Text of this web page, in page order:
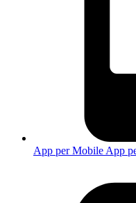
App per Mobile App